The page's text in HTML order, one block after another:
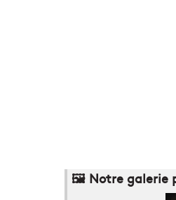
🖼️ Notre galerie